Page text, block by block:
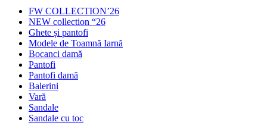
FW COLLECTION’26
NEW collection “26
Ghete și pantofi
Modele de Toamnă Iarnă
Bocanci damă
Pantofi
Pantofi damă
Balerini
Vară
Sandale
Sandale cu toc